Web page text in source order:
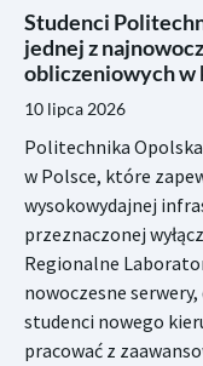
Studenci
jednej z
obliczeniowych w
10 lipca 2026
Politechnika
w Polsce, które
wysokowydajnej
przeznaczonej
Regionalne
nowoczesne
studenci nowego
pracować z